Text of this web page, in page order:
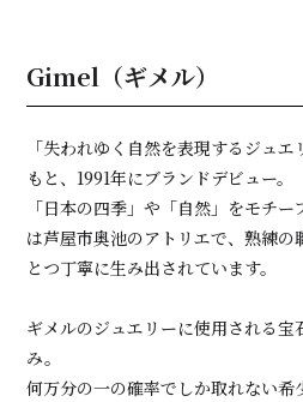
Gimel（ギメル）
「失われゆく自然を表現するジュ
もと、1991年にブランドデビュー。
「日本の四季」や「自然」をモチ
は芦屋市奥池のアトリエで、熟練
とつ丁寧に生み出されています。
ギメルのジュエリーに使用される
み。
何万分の一の確率でしか取れない